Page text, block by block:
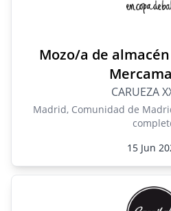
Mozo/a de
CARUEZA
Madrid, Comunidad de
15 Jun